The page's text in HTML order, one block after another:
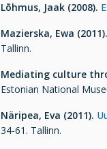
Lõhmus, Jaak (2008).
Mazierska, Ewa (2011).
Tallinn.
Mediating culture
Estonian National
Näripea, Eva (2011).
34-61. Tallinn.